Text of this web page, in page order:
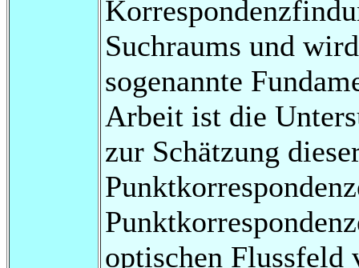
Suchraums und
sogenannte
Arbeit ist die
zur Schätzung
optischen Flussfeld